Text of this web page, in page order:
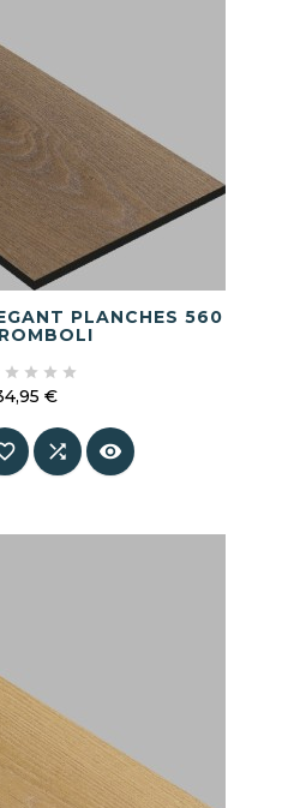
PLANCHES 560
   
€
 